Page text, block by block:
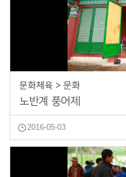
문화체육 > 문화
노반계 풍어제
2016-05-03